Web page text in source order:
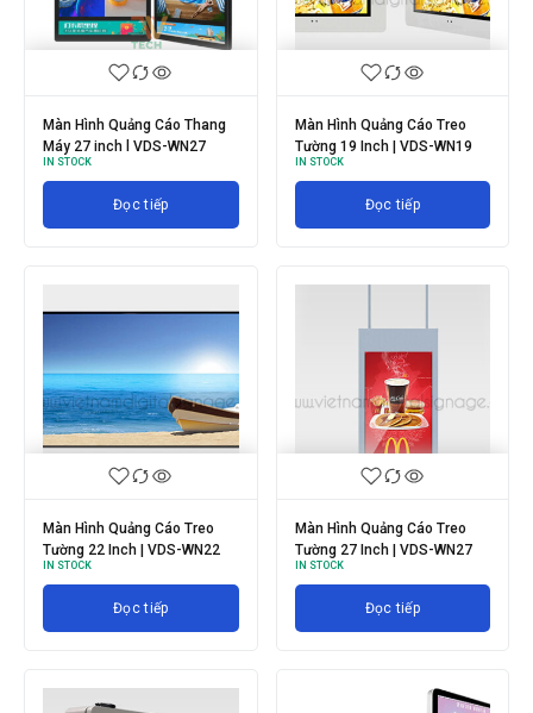
Màn Hình Quảng Cáo Thang
Máy 27 inch l VDS-WN27
IN STOCK
Đọc tiếp
Màn Hình Quảng Cáo Treo
Tường 19 Inch | VDS-WN19
IN STOCK
Đọc tiếp
Màn Hình Quảng Cáo Treo
Tường 22 Inch | VDS-WN22
IN STOCK
Đọc tiếp
Màn Hình Quảng Cáo Treo
Tường 27 Inch | VDS-WN27
IN STOCK
Đọc tiếp